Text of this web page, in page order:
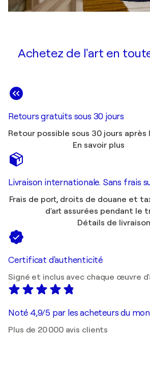
Achetez de l'art en
Retours gratuits sous 30 jours
Retour possible sous 30 jours après
En savoir plus
Livraison internationale. Sans frais
Frais de port, droits de douane et
d'art assurées pendant le
Détails de livraison
Certificat d'authenticité
Signé et inclus avec chaque œuvre
Noté 4,9/5 par les acheteurs du
Plus de 20 000 avis clients